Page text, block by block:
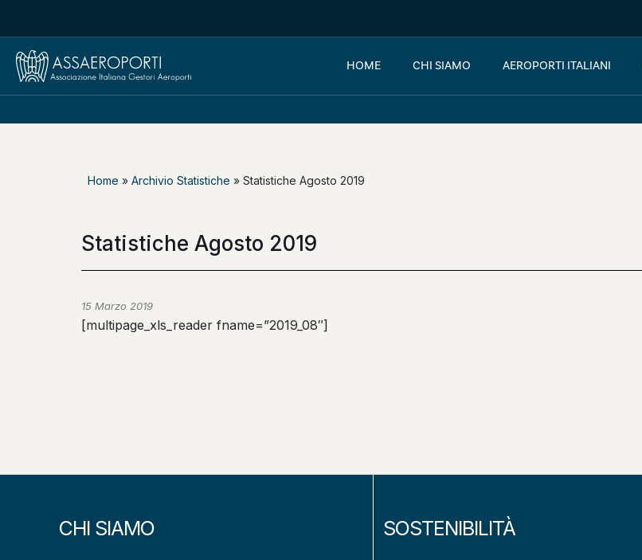
HOME CHI SIAMO AEROPORTI ITALIANI
Home » Archivio Statistiche » Statistiche Agosto 2019
Statistiche Agosto 2019
15 Marzo 2019
[multipage_xls_reader fname=”2019_08″]
CHI SIAMO SOSTENIBILITÀ